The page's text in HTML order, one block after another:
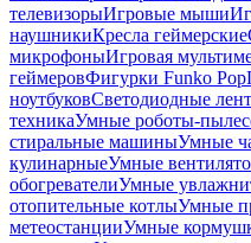
телевизорыИгровые мыши
наушникиКресла геймерские
микрофоныИгровая
геймеровФигурки Funko Pop
ноутбуковСветодиодные
техникаУмные роботы-
стиральные машиныУмные
кулинарныеУмные
обогревателиУмные
отопительные котлыУмные
метеостанцииУмные